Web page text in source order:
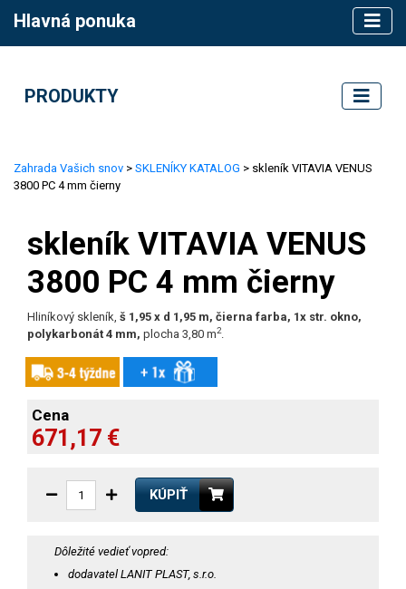
Hlavná ponuka
PRODUKTY
Zahrada Vašich snov > SKLENÍKY KATALOG > skleník VITAVIA VENUS
3800 PC 4 mm čierny
skleník VITAVIA VENUS
3800 PC 4 mm čierny
Hliníkový skleník, š 1,95 x d 1,95 m, čierna farba, 1x str. okno,
polykarbonát 4 mm, plocha 3,80 m2.
Cena
671,17 €
KÚPIŤ
Dôležité vedieť vopred:
dodavatel LANIT PLAST, s.r.o.